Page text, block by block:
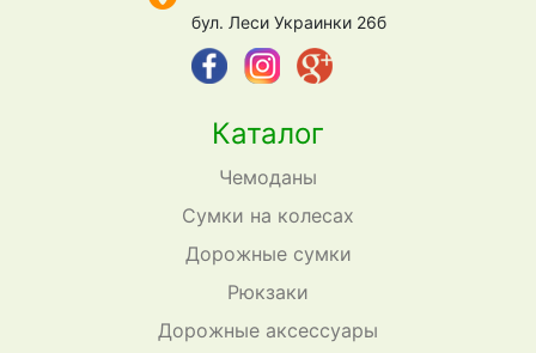
Каталог
Чемоданы
Сумки на колесах
Дорожные сумки
Рюкзаки
Дорожные аксессуары
бул. Леси Украинки 26б